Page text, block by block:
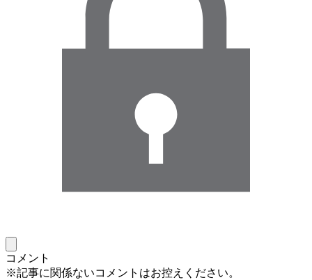
コメント
※記事に関係ないコメントはお控えください。